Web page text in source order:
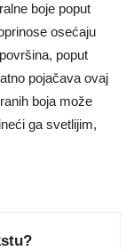
boje poput
osećaju
poput
pojačava ovaj
boja može
ga svetlijim,